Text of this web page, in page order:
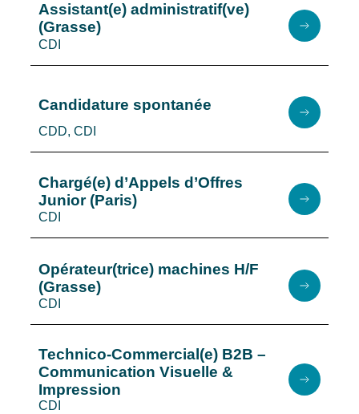
Assistant(e) administratif(ve)
(Grasse)
CDI
Candidature spontanée
CDD, CDI
Chargé(e) d’Appels d’Offres
Junior (Paris)
CDI
Opérateur(trice) machines H/F
(Grasse)
CDI
Technico-Commercial(e) B2B –
Communication Visuelle &
Impression
CDI